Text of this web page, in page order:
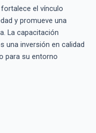
el vínculo
y promueve una
La capacitación
una inversión en calidad
para su entorno